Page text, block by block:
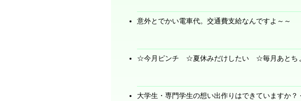
意外とでかい電車代。交通費支給なんですよ～～
☆今月ピンチ ☆夏休みだけしたい ☆毎月あとちょ
大学生・専門学生の想い出作りはできていますか